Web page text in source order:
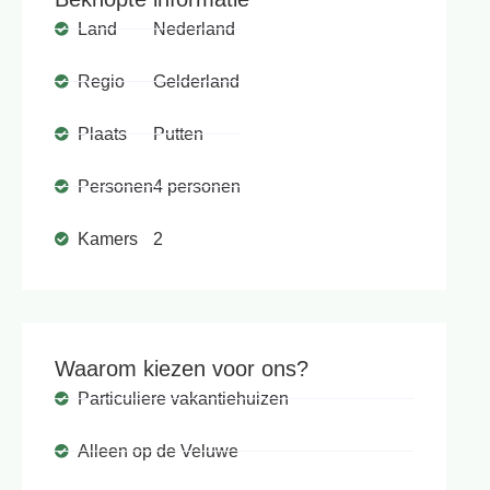
Land
Regio
Plaats
Personen
Kamers
Nederland
Gelderland
Putten
4 personen
2
Waarom kiezen voor ons?
Particuliere vakantiehuizen
Alleen op de Veluwe